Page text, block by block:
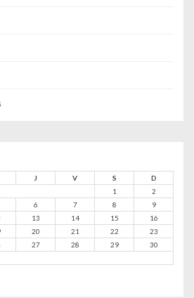
J V S
D
1
2
6 7 8
9
13 14 15
16
20 21 22
23
27 28 29
30